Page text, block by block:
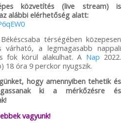
közvetítés (live stream) is
alábbi elérhetőség alatt:
térségében közepesen
várható, a legmagasabb nappali
fok körül alakulhat. A Nap 2022.
18 óra 9 perckor nyugszik.
hogy amennyiben tehetik és
ki a mérkőzésre és
vagyunk!